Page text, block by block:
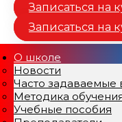
Записаться на
Записаться на
О школе
Новости
Часто задаваемые
Методика
Учебные пособия